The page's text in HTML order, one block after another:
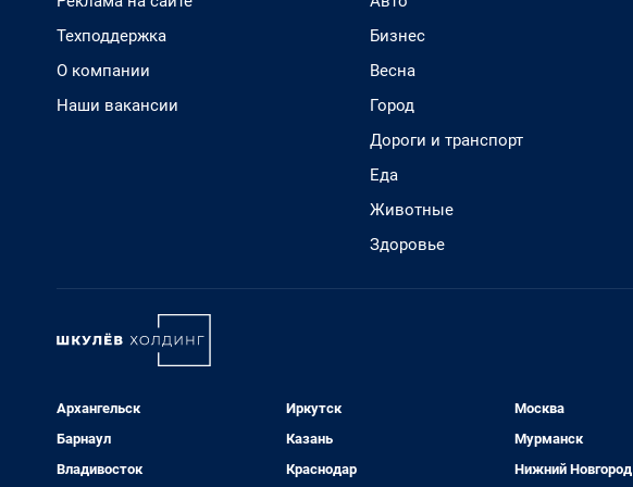
Техподдержка
О компании
Наши вакансии
Бизнес
Весна
Город
Дороги и транспорт
Еда
Животные
Здоровье
Архангельск
Барнаул
Владивосток
Иркутск
Казань
Краснодар
Москва
Мурманск
Нижний Новгород